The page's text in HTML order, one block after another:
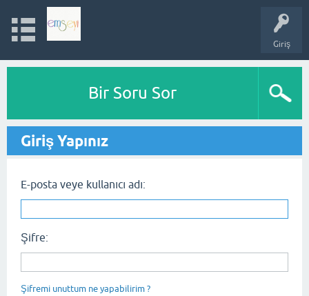
Giriş
Bir Soru Sor
Giriş Yapınız
E-posta veye kullanıcı adı:
Şifre:
Şifremi unuttum ne yapabilirim ?